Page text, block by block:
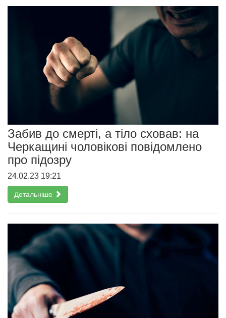
Забив до смерті, а тіло сховав: на
Черкащині чоловікові повідомлено
про підозру
24.02.23 19:21
Детальніше